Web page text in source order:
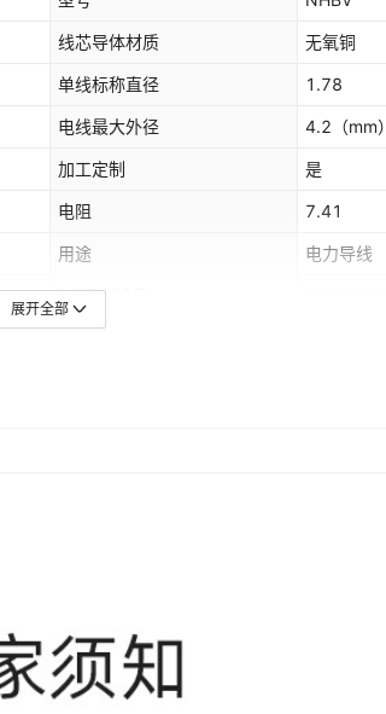
线芯导体材质 无氧铜
单线标称直径 1.78
电线最大外径 4.2 （mm）
加工定制 是
电阻 7.41
用途 电力导线
3C证书编号
展开全部